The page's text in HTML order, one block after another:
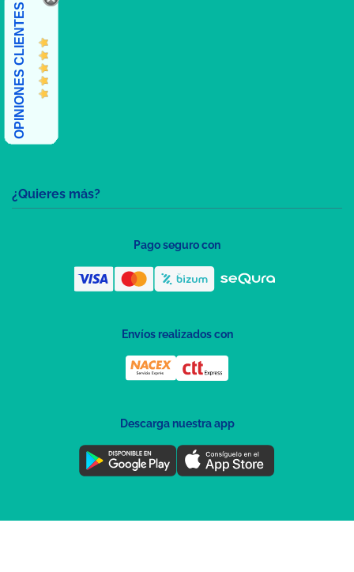
¿Quieres más?
OPINIONES CLIENTES
Pago seguro con
Envíos realizados con
Descarga nuestra app